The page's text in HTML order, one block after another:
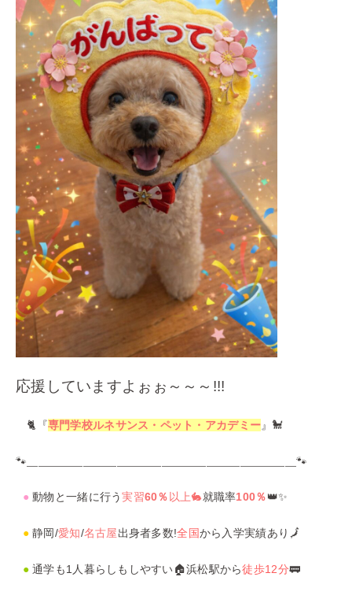
応援していますよぉぉ～～～!!!
🐈『専門学校ルネサンス・ペット・アカデミー』🐩
🐾＿＿＿＿＿＿＿＿＿＿＿＿＿＿＿＿＿＿＿＿＿＿＿＿🐾
● 動物と一緒に行う実習60％ 以上🐇就職率100％👑✨
●静岡/愛知/名古屋出身者多数!全国から入学実績あり🗾
●通学も1人暮らしもしやすい🏠浜松駅から徒歩12分🚃